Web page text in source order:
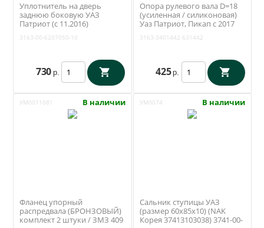
Уплотнитель на дверь
заднюю боковую УАЗ
Патриот (с 11.2016)
Екатеринбург) 3163-00-
3163-00-6207050-10
730 р.
Опора рулевого вала D=18
(усиленная / силиконовая)
Уаз Патриот, Пикап с 2017
3163-3401442 631442
425 р.
УМ0011081 В наличии
Фланец упорный
распредвала (БРОНЗОВЫЙ)
комплект 2 штуки / ЗМЗ 409
УМ0074 В наличии
Сальник ступицы УАЗ
(размер 60х85х10) (NAK
Корея 37413103038) 3741-00-